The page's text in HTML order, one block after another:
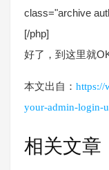
class="archive
[/php]
好了，到这里就
本文出自： https://
your-admin-login-
相关文章